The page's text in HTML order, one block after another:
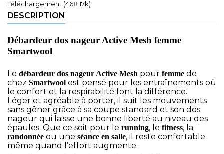
Téléchargement (468.17k)
DESCRIPTION
Débardeur dos nageur Active Mesh femme
Smartwool
Le débardeur dos nageur Active Mesh pour femme de
chez Smartwool est pensé pour les entraînements où
le confort et la respirabilité font la différence.
Léger et agréable à porter, il suit les mouvements
sans gêner grâce à sa coupe standard et son dos
nageur qui laisse une bonne liberté au niveau des
épaules. Que ce soit pour le running, le fitness, la
randonnée ou une séance en salle, il reste confortable
même quand l’effort augmente.